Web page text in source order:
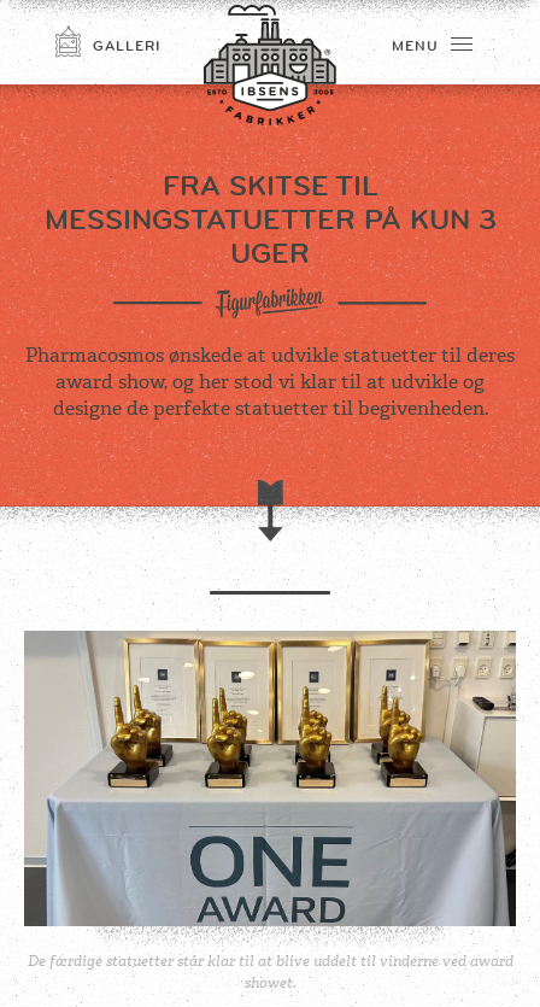
TILMELD
GALLERI MENU
FRA SKITSE TIL
MESSINGSTATUETTER PÅ KUN 3
UGER
Pharmacosmos ønskede at udvikle statuetter til deres
award show, og her stod vi klar til at udvikle og
designe de perfekte statuetter til begivenheden.
De færdige statuetter står klar til at blive uddelt til vinderne ved award
showet.